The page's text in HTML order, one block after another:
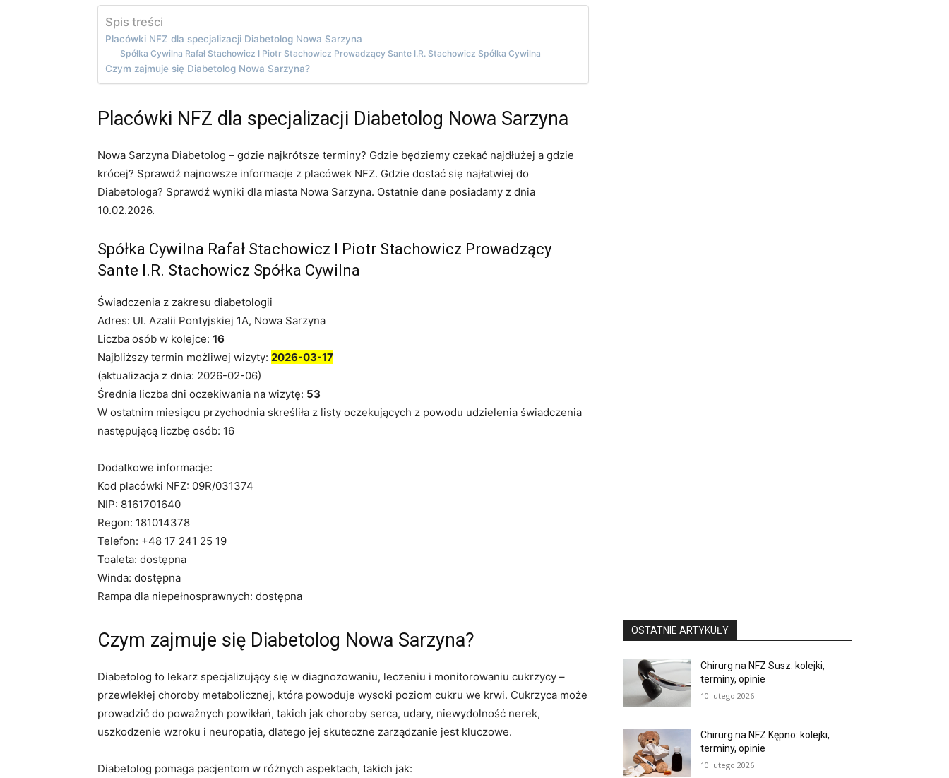
Spis treści
Placówki NFZ dla specjalizacji Diabetolog Nowa Sarzyna
Spółka Cywilna Rafał Stachowicz I Piotr Stachowicz Prowadzący Sante I.R. Stachowicz Spółka Cywilna
Czym zajmuje się Diabetolog Nowa Sarzyna?
Placówki NFZ dla specjalizacji Diabetolog Nowa Sarzyna
Nowa Sarzyna Diabetolog – gdzie najkrótsze terminy? Gdzie będziemy czekać najdłużej a gdzie
krócej? Sprawdź najnowsze informacje z placówek NFZ. Gdzie dostać się najłatwiej do
Diabetologa? Sprawdź wyniki dla miasta Nowa Sarzyna. Ostatnie dane posiadamy z dnia
10.02.2026.
Spółka Cywilna Rafał Stachowicz I Piotr Stachowicz Prowadzący
Sante I.R. Stachowicz Spółka Cywilna
Świadczenia z zakresu diabetologii
Adres: Ul. Azalii Pontyjskiej 1A, Nowa Sarzyna
Liczba osób w kolejce: 16
Najbliższy termin możliwej wizyty: 2026-03-17
(aktualizacja z dnia: 2026-02-06)
Średnia liczba dni oczekiwania na wizytę: 53
W ostatnim miesiącu przychodnia skreśliła z listy oczekujących z powodu udzielenia świadczenia
następującą liczbę osób: 16
Dodatkowe informacje:
Kod placówki NFZ: 09R/031374
NIP: 8161701640
Regon: 181014378
Telefon: +48 17 241 25 19
Toaleta: dostępna
Winda: dostępna
Rampa dla niepełnosprawnych: dostępna
Czym zajmuje się Diabetolog Nowa Sarzyna?
Diabetolog to lekarz specjalizujący się w diagnozowaniu, leczeniu i monitorowaniu cukrzycy –
przewlekłej choroby metabolicznej, która powoduje wysoki poziom cukru we krwi. Cukrzyca może
prowadzić do poważnych powikłań, takich jak choroby serca, udary, niewydolność nerek,
uszkodzenie wzroku i neuropatia, dlatego jej skuteczne zarządzanie jest kluczowe.
Diabetolog pomaga pacjentom w różnych aspektach, takich jak:
OSTATNIE ARTYKUŁY
Chirurg na NFZ Susz: kolejki,
terminy, opinie
10 lutego 2026
Chirurg na NFZ Kępno: kolejki,
terminy, opinie
10 lutego 2026